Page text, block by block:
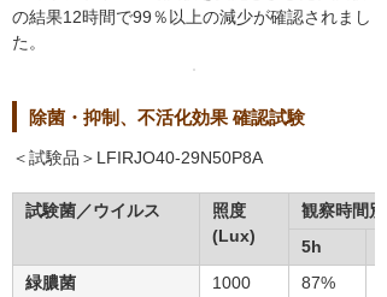
の結果12時間で99％以上の減少が確認されまし
た。
除菌・抑制、不活化効果 確認試験
＜試験品＞LFIRJO40-29N50P8A
試験菌／ウイルス
照度
(Lux)
観察時間
5h
緑膿菌
1000 87%